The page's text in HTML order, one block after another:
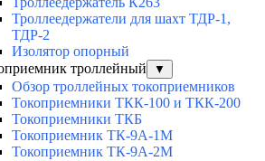
Троллеедержатели для шахт ТДР-1,
ТДР-2
Изолятор опорный
троллейный
▼
Обзор троллейных токоприемников
Токоприемники ТКК-100 и ТКК-200
Токоприемники ТКБ
Токоприемник ТК-9А-1М
Токоприемник ТК-9А-2М